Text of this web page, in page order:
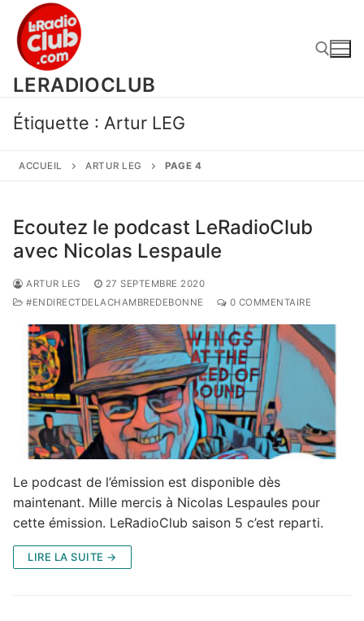
contenu
LERADIOCLUB
Rechercher :
Étiquette : Artur LEG
ACCUEIL ARTUR LEG PAGE 4
Ecoutez le podcast LeRadioClub
avec Nicolas Lespaule
ARTUR LEG
27 SEPTEMBRE 2020
#ENDIRECTDELACHAMBREDEBONNE
0 COMMENTAIRE
Le podcast de l’émission est disponible dès
maintenant. Mille mercis à Nicolas Lespaules pour
cette émission. LeRadioClub saison 5 c’est reparti.
LIRE LA SUITE →